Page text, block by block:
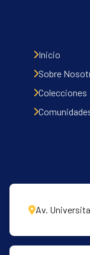
Inicio
Sobre
Colecciones
Av.